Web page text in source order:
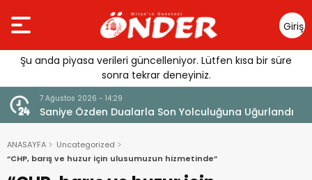
Giriş
Yap
Şu anda piyasa verileri güncelleniyor. Lütfen kısa bir süre
sonra tekrar deneyiniz.
7 Ağustos 2026 - 14:29
Saniye Özden Dualarla Son Yolculuğuna Uğurlandı
ANASAYFA
Uncategorized
“CHP, barış ve huzur için ulusumuzun hizmetinde”